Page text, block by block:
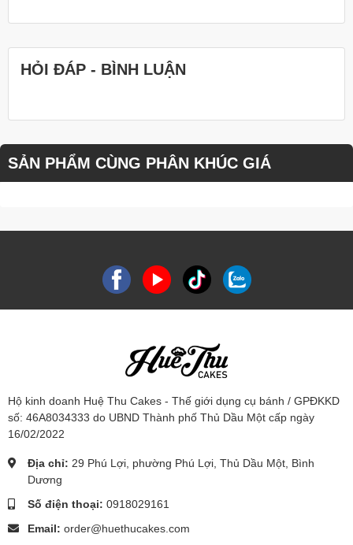
HỎI ĐÁP - BÌNH LUẬN
SẢN PHẨM CÙNG PHÂN KHÚC GIÁ
Hộ kinh doanh Huệ Thu Cakes - Thế giới dụng cụ bánh / GPĐKKD
số: 46A8034333 do UBND Thành phố Thủ Dầu Một cấp ngày
16/02/2022
Địa chỉ: 29 Phú Lợi, phường Phú Lợi, Thủ Dầu Một, Bình
Dương
Số điện thoại: 0918029161
Email: order@huethucakes.com